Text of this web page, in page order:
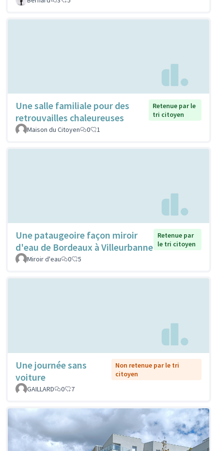
Une salle familiale pour des
retrouvailles chaleureuses
Retenue par le
tri citoyen
Maison du Citoyen
0 1
Une pataugeoire façon miroir
d'eau de Bordeaux à Villeurbanne
Retenue par
le tri citoyen
Miroir d'eau
0 5
Une journée sans
voiture
Non retenue par le tri
citoyen
GAILLARD
0 7